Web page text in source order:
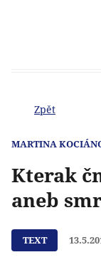
Zpět
MARTINA
Kterak
aneb
TEXT